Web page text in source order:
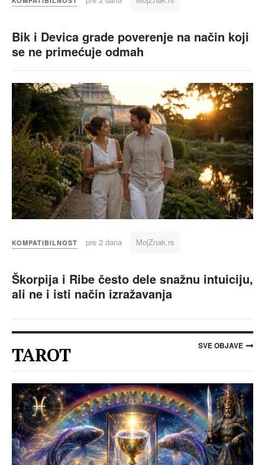
Bik i Devica grade poverenje na način koji
se ne primećuje odmah
KOMPATIBILNOST pre 2 dana MojZnak.rs
Škorpija i Ribe često dele snažnu intuiciju,
ali ne i isti način izražavanja
TAROT SVE OBJAVE